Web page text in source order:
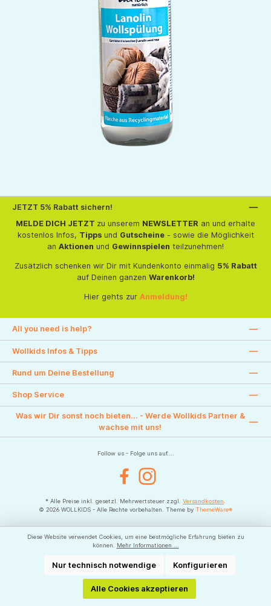
JETZT 5% Rabatt sichern!
MELDE DICH JETZT zu unserem NEWSLETTER an und erhalte
kostenlos Infos, Tippsund Gutscheine- sowie die Möglichkeit
an Aktionen und Gewinnspielen teilzunehmen!
Zusätzlich schenken wir Dir mit Kundenkonto einmalig 5% Rabatt
auf Deinen ganzen Warenkorb!
Hier gehts zur Anmeldung!
All you need is help?
Wollkids Infos & Tipps
Rund um Deine Bestellung
Shop Service
Was wir Dir sonst noch bieten... - Werde Wollkids Partner &
wachse mit uns!
Follow us - Folge uns auf....
FacebookInstagram
* Alle Preise inkl. gesetzl. Mehrwertsteuer zzgl. Versandkosten
© 2026 WOLLKIDS - Alle Rechte vorbehalten. Theme by ThemeWare®
Diese Website verwendet Cookies, um eine bestmögliche Erfahrung bieten zu
können.
Mehr Informationen ...
Nur technisch notwendige Konfigurieren
Alle Cookies akzeptieren